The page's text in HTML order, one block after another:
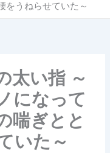
をうねらせていた～
太い指 ～
になって
喘ぎとと
いた～